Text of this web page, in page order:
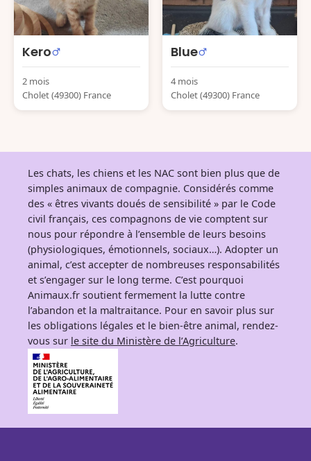
Kero
2 mois
Cholet (49300) France
Blue
4 mois
Cholet (49300) France
Les chats, les chiens et les NAC sont bien plus que de
simples animaux de compagnie. Considérés comme
des « êtres vivants doués de sensibilité » par le Code
civil français, ces compagnons de vie comptent sur
nous pour répondre à l’ensemble de leurs besoins
(physiologiques, émotionnels, sociaux…). Adopter un
animal, c’est accepter de nombreuses responsabilités
et s’engager sur le long terme. C’est pourquoi
Animaux.fr soutient fermement la lutte contre
l’abandon et la maltraitance. Pour en savoir plus sur
les obligations légales et le bien-être animal, rendez-
vous sur le site du Ministère de l’Agriculture.